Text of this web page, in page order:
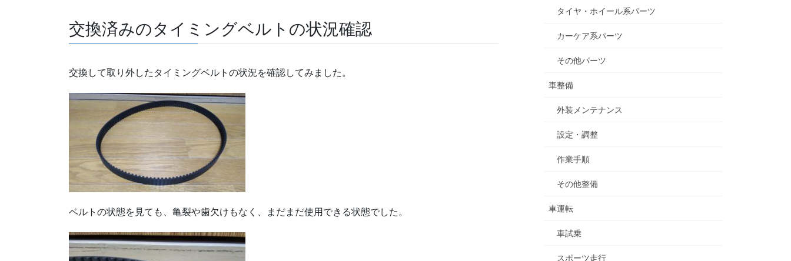
交換済みのタイミングベルトの状況確認
交換して取り外したタイミングベルトの状況を確認してみました。
ベルトの状態を見ても、亀裂や歯欠けもなく、まだまだ使用できる状態でした。
タイヤ・ホイール系パーツ
カーケア系パーツ
その他パーツ
車整備
外装メンテナンス
設定・調整
作業手順
その他整備
車運転
車試乗
スポーツ走行